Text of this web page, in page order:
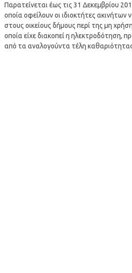
Παρατείνεται έως τις 31 Δεκεμβρίου
οποία οφείλουν οι ιδιοκτήτες
στους οικείους δήμους περί της μη
οποία είχε διακοπεί η ηλεκτροδότηση,
από τα αναλογούντα τέλη